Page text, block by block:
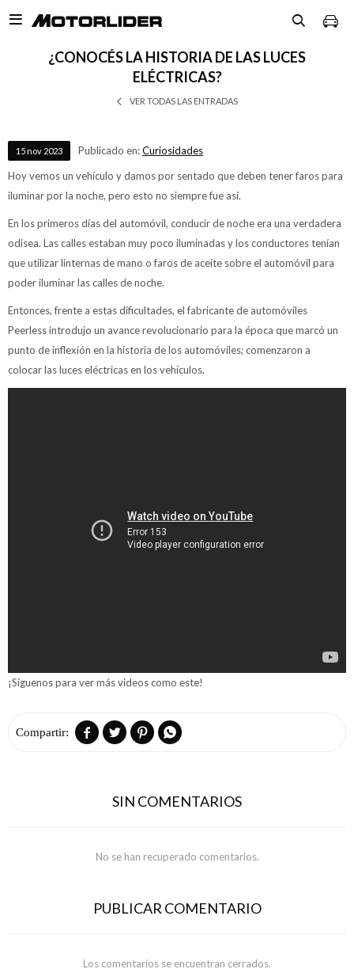

¿CONOCÉS LA HISTORIA DE LAS LUCES
ELÉCTRICAS?
VER TODAS LAS ENTRADAS
15 nov 2023 Publicado en:Curiosidades
Hoy vemos un vehículo y damos por sentado que deben tener faros para
iluminar por la noche, pero esto no siempre fue así.
En los primeros días del automóvil, conducir de noche era una verdadera
odisea. Las calles estaban muy poco iluminadas y los conductores tenían
que utilizar linternas de mano o faros de aceite sobre el automóvil para
poder iluminar las calles de noche.
Entonces, frente a estas dificultades, el fabricante de automóviles
Peerless introdujo un avance revolucionario para la época que marcó un
punto de inflexión en la historia de los automóviles; comenzaron a
colocar las luces eléctricas en los vehículos.
¡Síguenos para ver más videos como este!
   
SIN COMENTARIOS
No se han recuperado comentarios.
PUBLICAR COMENTARIO
Los comentarios se encuentran cerrados.